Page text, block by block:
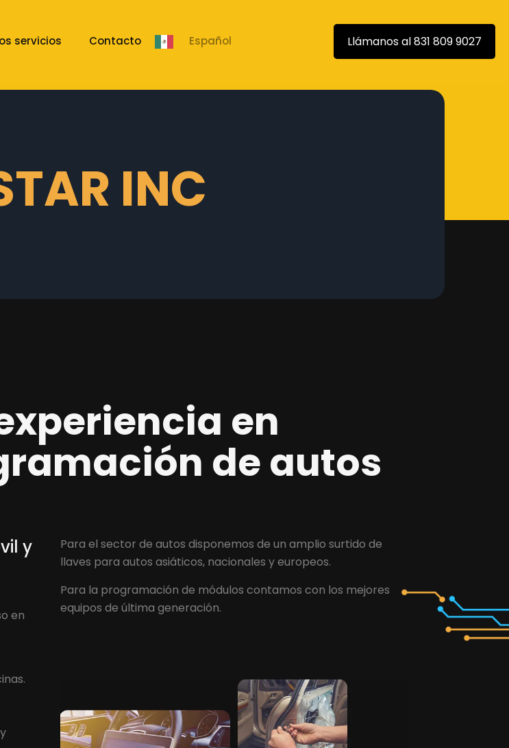
servicios Contacto Español Llámanos al 831 809 9027
INC
en
de autos
y
en
Para el sector de autos disponemos de un amplio surtido de
llaves para autos asiáticos, nacionales y europeos.
Para la programación de módulos contamos con los mejores
equipos de última generación.